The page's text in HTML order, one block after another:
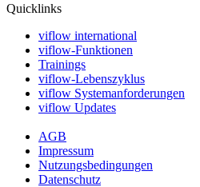
Quicklinks
viflow international
viflow-Funktionen
Trainings
viflow-Lebenszyklus
viflow Systemanforderungen
viflow Updates
AGB
Impressum
Nutzungsbedingungen
Datenschutz